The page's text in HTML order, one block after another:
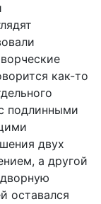
как-то
подлинными
двух
а другой
оставался